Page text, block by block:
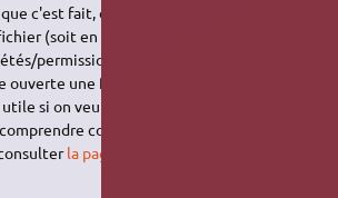
c'est fait, donnez les droits d'exécution
(soit en console, soit par un clic droit
permissions). L'option «read» permet
ouverte une fois que la sauvegarde est
si on veut voir ce qui s'est passé. Si
comment fonctionne un script
la page de la documentation à ce